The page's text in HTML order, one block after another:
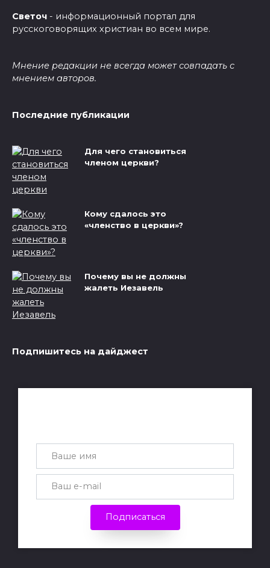
Светоч - информационный портал для
русскоговорящих христиан во всем мире.
Мнение редакции не всегда может совпадать с
мнением авторов.
Последние публикации
Для чего становиться
членом церкви?
Кому сдалось это
«членство в церкви»?
Почему вы не должны
жалеть Иезавель
Подпишитесь на дайджест
Подписаться